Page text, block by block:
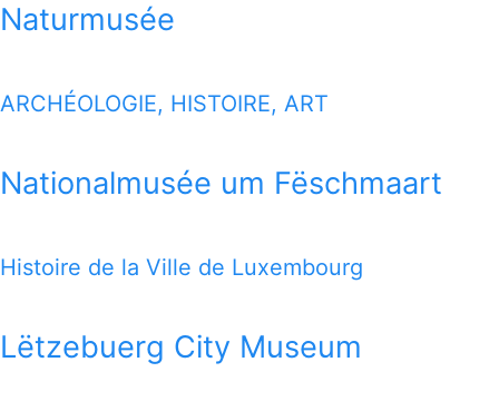
Naturmusée
ARCHÉOLOGIE, HISTOIRE, ART
Nationalmusée um Fëschmaart
Histoire de la Ville de Luxembourg
Lëtzebuerg City Museum